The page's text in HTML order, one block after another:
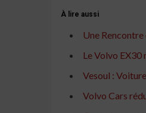
À lire aussi
Une
Le Volvo EX30
Vesoul :
Volvo Cars